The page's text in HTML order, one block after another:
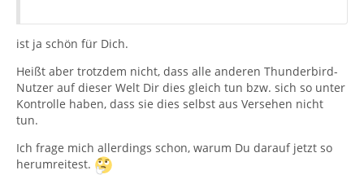
ist ja schön für Dich.
Heißt aber trotzdem nicht, dass alle anderen Thunderbird-
Nutzer auf dieser Welt Dir dies gleich tun bzw. sich so unter
Kontrolle haben, dass sie dies selbst aus Versehen nicht
tun.
Ich frage mich allerdings schon, warum Du darauf jetzt so
herumreitest.